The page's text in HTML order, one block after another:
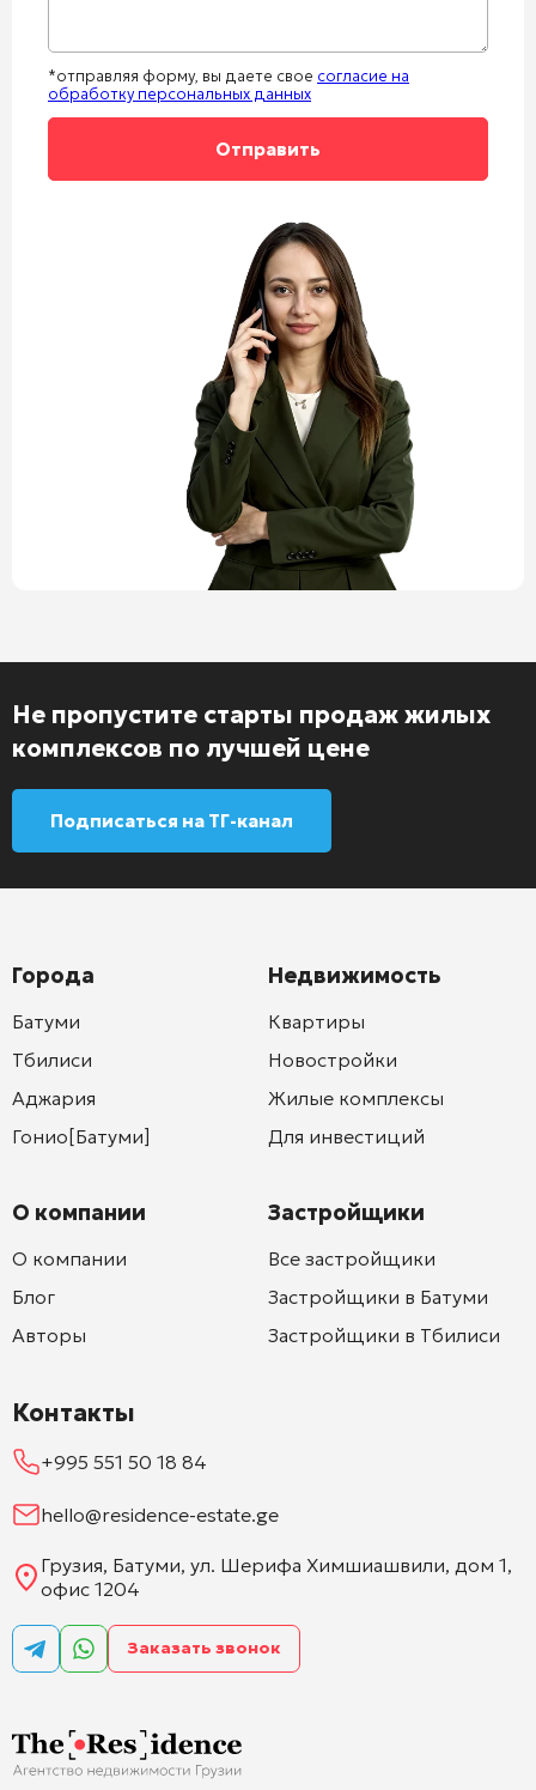
*отправляя форму, вы даете свое согласие на
обработку персональных данных
Не пропустите старты продаж жилых
комплексов по лучшей цене
Подписаться на ТГ-канал
Города
Батуми
Тбилиси
Аджария
Гонио[Батуми]
О компании
О компании
Блог
Авторы
Недвижимость
Квартиры
Новостройки
Жилые комплексы
Для инвестиций
Застройщики
Все застройщики
Застройщики в Батуми
Застройщики в Тбилиси
Контакты
+995 551 50 18 84
hello@residence-estate.ge
Грузия, Батуми, ул. Шерифа Химшиашвили, дом 1,
офис 1204
Заказать звонок